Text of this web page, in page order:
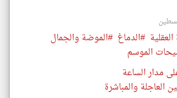
#الدماغ #الموضة والجمال
الموسم
مدار الساعة
العاجلة والمباشرة